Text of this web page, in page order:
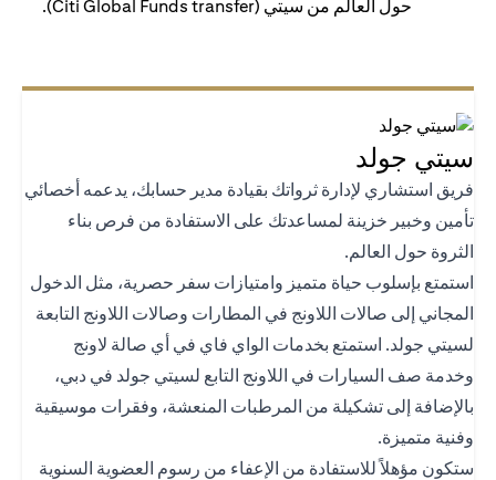
حول العالم من سيتي (Citi Global Funds transfer).
جولد
استشاري لإدارة ثرواتك بقيادة مدير حسابك، يدعمه أخصائي
وخبير خزينة لمساعدتك على الاستفادة من فرص بناء
حول العالم.
بإسلوب حياة متميز وامتيازات سفر حصرية، مثل الدخول
إلى صالات اللاونج في المطارات وصالات اللاونج التابعة
جولد. استمتع بخدمات الواي فاي في أي صالة لاونج
صف السيارات في اللاونج التابع لسيتي جولد في دبي،
إلى تشكيلة من المرطبات المنعشة، وفقرات موسيقية
متميزة.
مؤهلاً للاستفادة من الإعفاء من رسوم العضوية السنوية